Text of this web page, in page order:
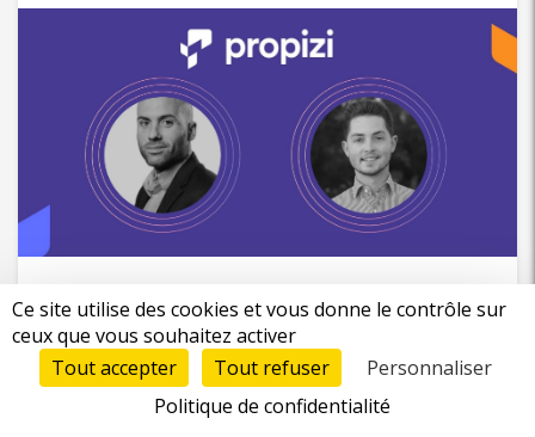
Cette semaine, nous avons échangé avec Pierre
sur son projet ainsi que sur sa rencontre avec
Maxime qui l'a rejoint en tant que CTO.
Propizi propose de simplifier, d'accélérer et
d'améliorer vos propositions commerciales.
Ce site utilise des cookies et vous donne le contrôle sur
ceux que vous souhaitez activer
Tout accepter
Tout refuser
Personnaliser
Politique de confidentialité